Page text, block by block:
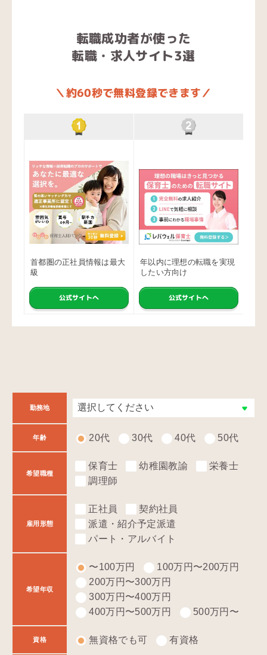
転職成功者が使った
転職・求人サイト3選
＼約60秒で無料登録できます／
首都圏の正社員情報は最大
級
年以内に理想の転職を実現
したい方向け
公式サイトへ 公式サイトへ
勤務地
年齢 20代 30代 40代 50代
希望職種
保育士 幼稚園教諭
栄養士
調理師
雇用形態
正社員
契約社員
派遣・紹介予定派遣
パート・アルバイト
希望年収
〜100万円
100万円〜200万円
200万円〜300万円
300万円〜400万円
400万円〜500万円
500万円〜
資格 無資格でも可 有資格